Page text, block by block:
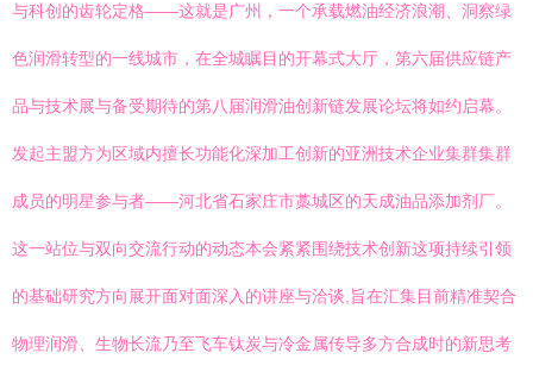
与科创的齿轮定格——这就是广州，一个承载燃油经济浪潮、洞察绿
色润滑转型的一线城市，在全城瞩目的开幕式大厅，第六届供应链产
品与技术展与备受期待的第八届润滑油创新链发展论坛将如约启幕。
发起主盟方为区域内擅长功能化深加工创新的亚洲技术企业集群集群
成员的明星参与者——河北省石家庄市藁城区的天成油品添加剂厂。
这一站位与双向交流行动的动态本会紧紧围绕技术创新这项持续引领
的基础研究方向展开面对面深入的讲座与洽谈,旨在汇集目前精准契合
物理润滑、生物长流乃至飞车钛炭与冷金属传导多方合成时的新思考